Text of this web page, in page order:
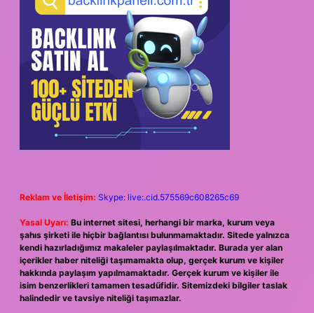
Reklam ve İletişim: Skype: live:.cid.575569c608265c69
Yasal Uyarı: Bu internet sitesi, herhangi bir marka, kurum veya
şahıs şirketi ile hiçbir bağlantısı bulunmamaktadır. Sitede yalnızca
kendi hazırladığımız makaleler paylaşılmaktadır. Burada yer alan
içerikler haber niteliği taşımamakta olup, gerçek kurum ve kişiler
hakkında paylaşım yapılmamaktadır. Gerçek kurum ve kişiler ile
isim benzerlikleri tamamen tesadüfidir. Sitemizdeki bilgiler taslak
halindedir ve tavsiye niteliği taşımazlar.